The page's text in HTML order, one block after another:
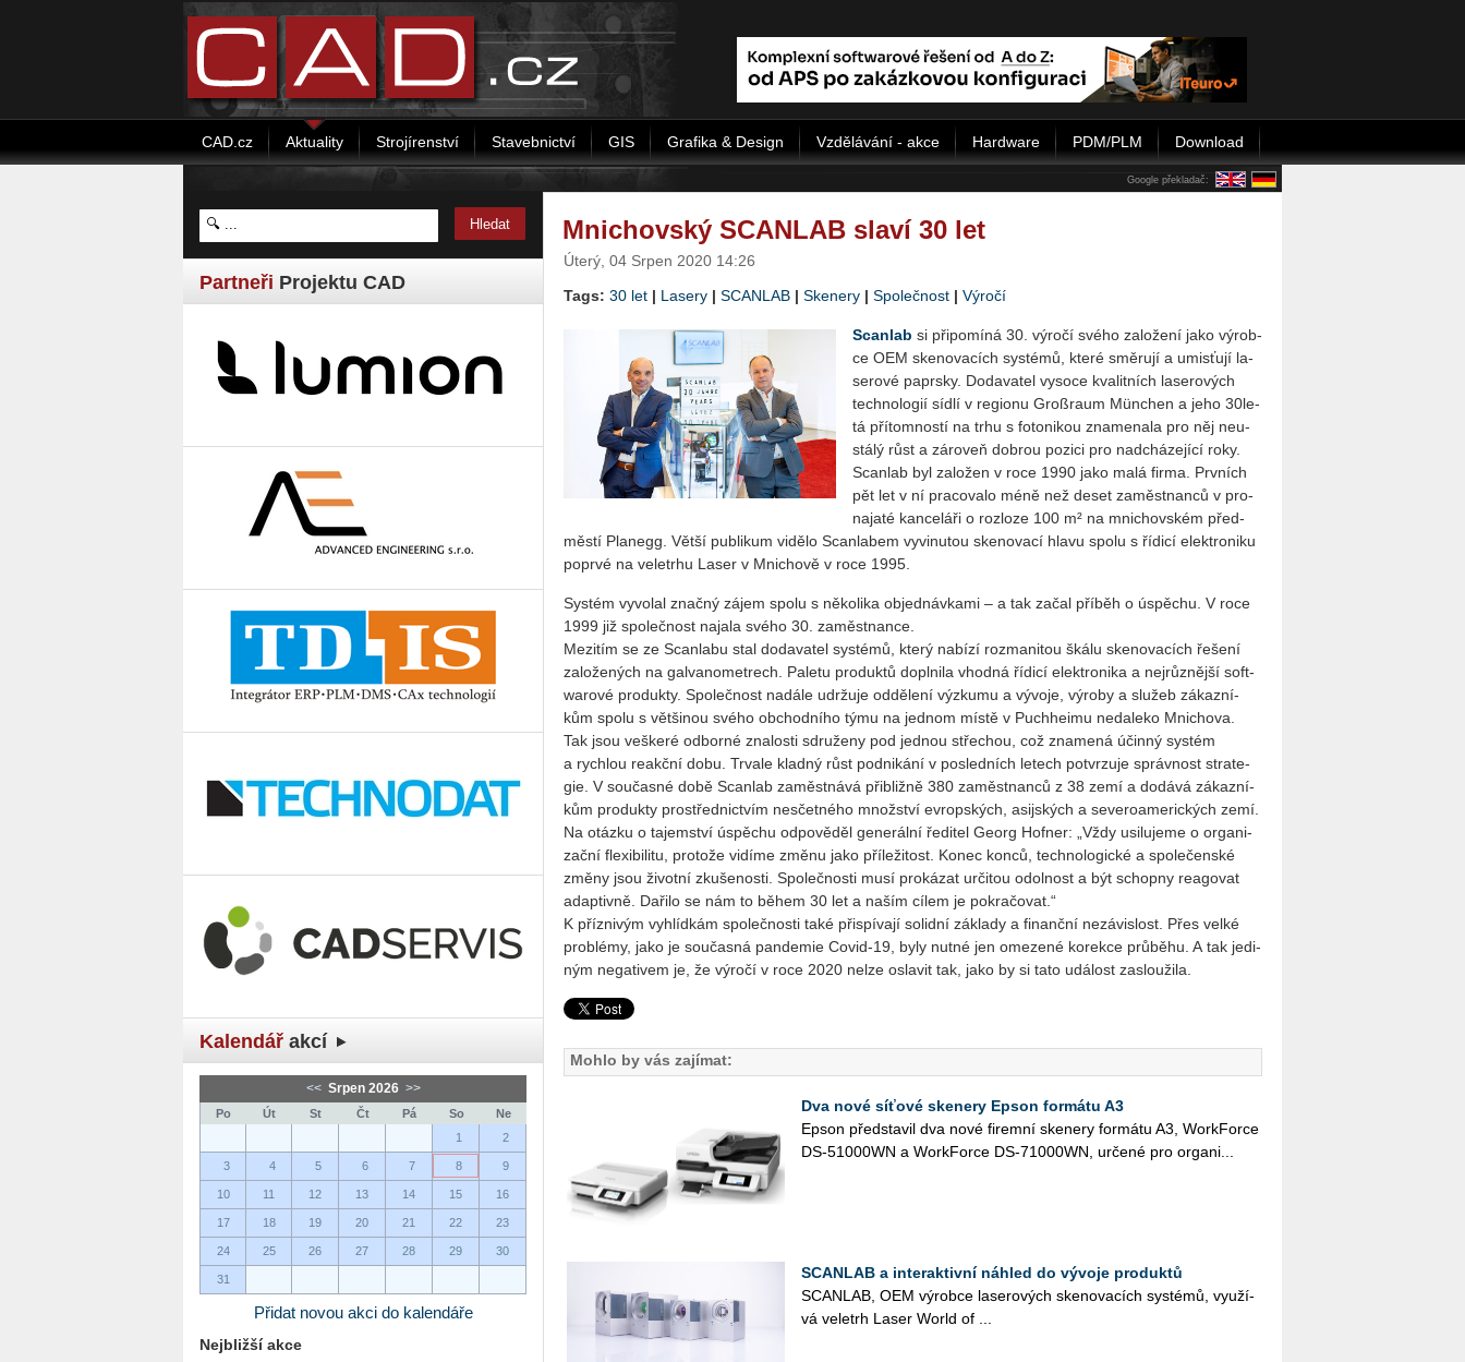
CAD.cz Aktuality Strojírenství Stavebnictví GIS Grafika & Design Vzdělávání - akce Hardware PDM/PLM Download
Google překladač:
Partneři Projektu CAD
Kalendář akcí
<< Srpen 2026 >>
Po Út St Čt Pá So
Ne
1
2
3 4 5 6 7 8 9
10 11 12 13 14 15 16
17 18 19 20 21 22 23
24 25 26 27 28 29 30
31
Přidat novou akci do kalendáře
Nejbližší akce
Mnichovský SCANLAB slaví 30 let
Úterý, 04 Srpen 2020 14:26
Tags: 30 let | Lasery | SCANLAB | Skenery | Společnost | Výročí
Scan­lab si při­po­mí­ná 30. vý­ro­čí svého za­lo­že­ní jako vý­rob­
ce OEM ske­no­va­cích sys­té­mů, které smě­ru­jí a umis­ťu­jí la­
se­ro­vé pa­prsky. Do­da­va­tel vy­so­ce kva­lit­ních la­se­ro­vých
tech­no­lo­gií sídlí v re­gi­o­nu Groß­raum Mün­chen a jeho 30le­
tá pří­tom­nos­tí na trhu s fo­to­ni­kou zna­me­na­la pro něj ne­u­
stá­lý růst a zá­ro­veň dobrou po­zi­ci pro nad­chá­ze­jí­cí roky.
Scan­lab byl za­lo­žen v roce 1990 jako malá firma. Prv­ních
pět let v ní pra­co­va­lo méně než deset za­měst­nan­ců v pro­
na­ja­té kan­ce­lá­ři o roz­lo­ze 100 m² na mni­chov­ském před­
měs­tí Pla­ne­gg. Větší pu­b­li­kum vi­dě­lo Scan­la­bem vy­vi­nu­tou ske­no­va­cí hlavu spolu s ří­di­cí elek­tro­ni­ku
po­pr­vé na ve­letr­hu Laser v Mni­cho­vě v roce 1995.
Sys­tém vy­vo­lal znač­ný zájem spolu s ně­ko­li­ka ob­jed­náv­ka­mi – a tak začal pří­běh o úspě­chu. V roce
1999 již spo­leč­nost na­ja­la svého 30. za­měst­nan­ce.
Me­zi­tím se ze Scan­la­bu stal do­da­va­tel sys­té­mů, který na­bí­zí roz­ma­ni­tou škálu ske­no­va­cích ře­še­ní
za­lo­že­ných na gal­va­no­me­t­rech. Pa­le­tu pro­duk­tů do­pl­ni­la vhod­ná ří­di­cí elek­tro­ni­ka a nej­růz­něj­ší soft­
wa­ro­vé pro­duk­ty. Spo­leč­nost na­dá­le udr­žu­je od­dě­le­ní vý­zku­mu a vý­vo­je, vý­ro­by a slu­žeb zá­kaz­ní­
kům spolu s vět­ši­nou svého ob­chod­ní­ho týmu na jed­nom místě v Pu­chhe­i­mu ne­da­le­ko Mni­cho­va.
Tak jsou veš­ke­ré od­bor­né zna­los­ti sdru­že­ny pod jed­nou stře­chou, což zna­me­ná účin­ný sys­tém
a rych­lou re­akč­ní dobu. Tr­va­le klad­ný růst pod­ni­ká­ní v po­sled­ních le­tech po­tvr­zu­je správ­nost stra­te­
gie. V sou­čas­né době Scan­lab za­měst­ná­vá při­bliž­ně 380 za­měst­nan­ců z 38 zemí a do­dá­vá zá­kaz­ní­
kům pro­duk­ty pro­střed­nic­tvím ne­sčet­né­ho množ­ství ev­rop­ských, asij­ských a se­ve­ro­a­me­ric­kých zemí.
Na otáz­ku o ta­jem­ství úspě­chu od­po­vě­děl ge­ne­rál­ní ře­di­tel Georg Hof­ner: „Vždy usi­lu­je­me o or­ga­ni­
zač­ní fle­xi­bi­li­tu, pro­to­že vi­dí­me změnu jako pří­le­ži­tost. Konec konců, tech­no­lo­gic­ké a spo­le­čen­ské
změny jsou ži­vot­ní zku­še­nos­ti. Spo­leč­nos­ti musí pro­ká­zat ur­či­tou odol­nost a být schop­ny re­a­go­vat
adap­tiv­ně. Da­ři­lo se nám to během 30 let a naším cílem je po­kra­čo­vat.“
K pří­z­ni­vým vy­hlíd­kám spo­leč­nos­ti také při­spí­va­jí so­lid­ní zá­kla­dy a fi­nanč­ní ne­zá­vis­lost. Přes velké
pro­blémy, jako je sou­čas­ná pan­de­mie Covid-19, byly nutné jen ome­ze­né ko­rek­ce prů­bě­hu. A tak je­di­
ným ne­ga­ti­vem je, že vý­ro­čí v roce 2020 nelze osla­vit tak, jako by si tato udá­lost za­slou­ži­la.
Mohlo by vás zajímat:
Dva nové síťové skenery Epson formátu A3
Epson před­sta­vil dva nové fi­rem­ní ske­ne­ry for­má­tu A3, Work­For­ce
DS-51000WN a Work­For­ce DS-71000WN, ur­če­né pro or­ga­ni­...
SCANLAB a interaktivní náhled do vývoje produktů
SCAN­LAB, OEM vý­rob­ce la­se­ro­vých ske­no­va­cích sys­té­mů, vy­u­ží­
vá ve­letrh Laser World of ...